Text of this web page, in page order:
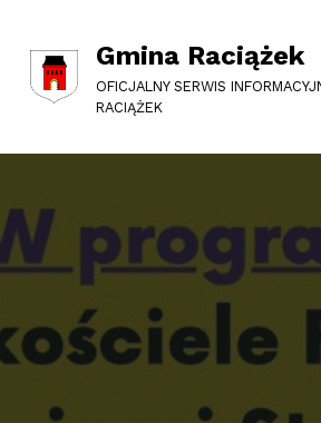
Gmina Raciążek
OFICJALNY SERWIS
RACIĄŻEK